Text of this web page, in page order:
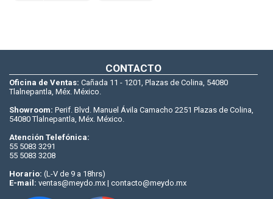
CONTACTO
Oficina de Ventas: Cañada 11 - 1201, Plazas de Colina, 54080
Tlalnepantla, Méx. México.
Showroom: Perif. Blvd. Manuel Ávila Camacho 2251 Plazas de Colina,
54080 Tlalnepantla, Méx. México.
Atención Telefónica:
55 5083 3291
55 5083 3208
Horario: (L-V de 9 a 18hrs)
E-mail: ventas@meydo.mx | contacto@meydo.mx